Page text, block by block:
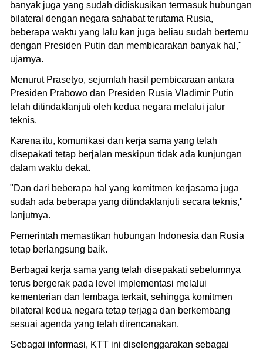
banyak juga yang sudah didiskusikan termasuk hubungan
bilateral dengan negara sahabat terutama Rusia,
beberapa waktu yang lalu kan juga beliau sudah bertemu
dengan Presiden Putin dan membicarakan banyak hal,"
ujarnya.
Menurut Prasetyo, sejumlah hasil pembicaraan antara
Presiden Prabowo dan Presiden Rusia Vladimir Putin
telah ditindaklanjuti oleh kedua negara melalui jalur
teknis.
Karena itu, komunikasi dan kerja sama yang telah
disepakati tetap berjalan meskipun tidak ada kunjungan
dalam waktu dekat.
"Dan dari beberapa hal yang komitmen kerjasama juga
sudah ada beberapa yang ditindaklanjuti secara teknis,"
lanjutnya.
Pemerintah memastikan hubungan Indonesia dan Rusia
tetap berlangsung baik.
Berbagai kerja sama yang telah disepakati sebelumnya
terus bergerak pada level implementasi melalui
kementerian dan lembaga terkait, sehingga komitmen
bilateral kedua negara tetap terjaga dan berkembang
sesuai agenda yang telah direncanakan.
Sebagai informasi, KTT ini diselenggarakan sebagai